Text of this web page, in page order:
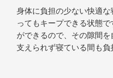
身体に負担の少ない快適
ってもキープできる状態
ができるので、その隙間
支えられず寝ている間も負